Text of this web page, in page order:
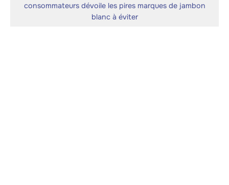
consommateurs dévoile les pires marques de jambon
blanc à éviter